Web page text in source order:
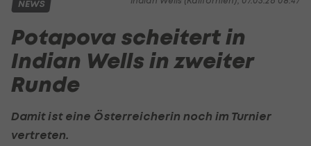
NEWS
Potapova scheitert in
Indian Wells in zweiter
Runde
Damit ist eine Österreicherin noch im Turnier
vertreten.